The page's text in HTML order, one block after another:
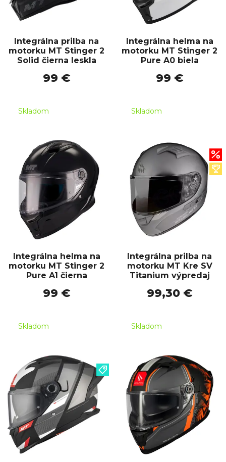
Integrálna prilba na
motorku MT Stinger 2
Solid čierna leskla
99 €
Skladom
Integrálna helma na
motorku MT Stinger 2
Pure A0 biela
99 €
Skladom
Integrálna helma na
motorku MT Stinger 2
Pure A1 čierna
99 €
Skladom
Integrálna prilba na
motorku MT Kre SV
Titanium výpredaj
99,30 €
Skladom